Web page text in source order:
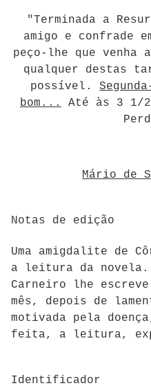
"Terminada a
amigo e confrade
peço-lhe que
qualquer destas
possível.
bom...
Até às 3 1/2
Mário de
Notas de edição
Uma amigdalite de
a leitura da novela.
Carneiro lhe
mês, depois de
motivada pela
feita, a leitura,
Identificador